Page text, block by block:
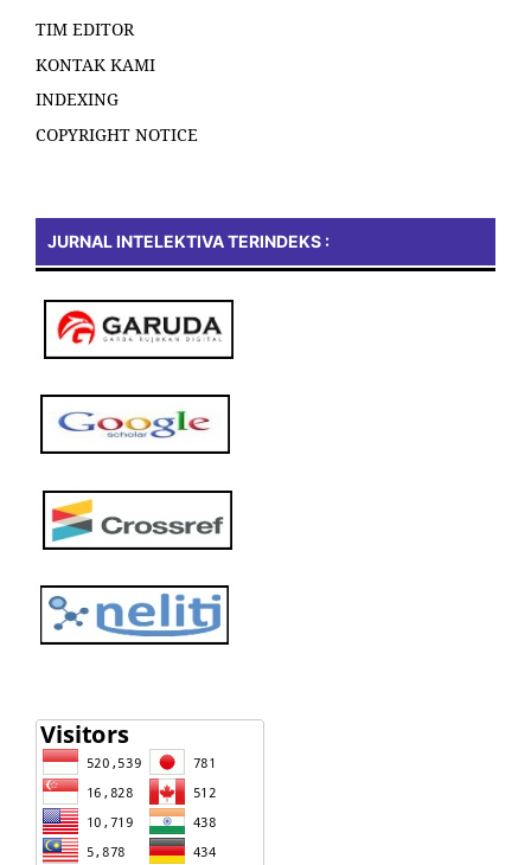
TIM EDITOR
KONTAK KAMI
INDEXING
COPYRIGHT NOTICE
JURNAL INTELEKTIVA TERINDEKS :